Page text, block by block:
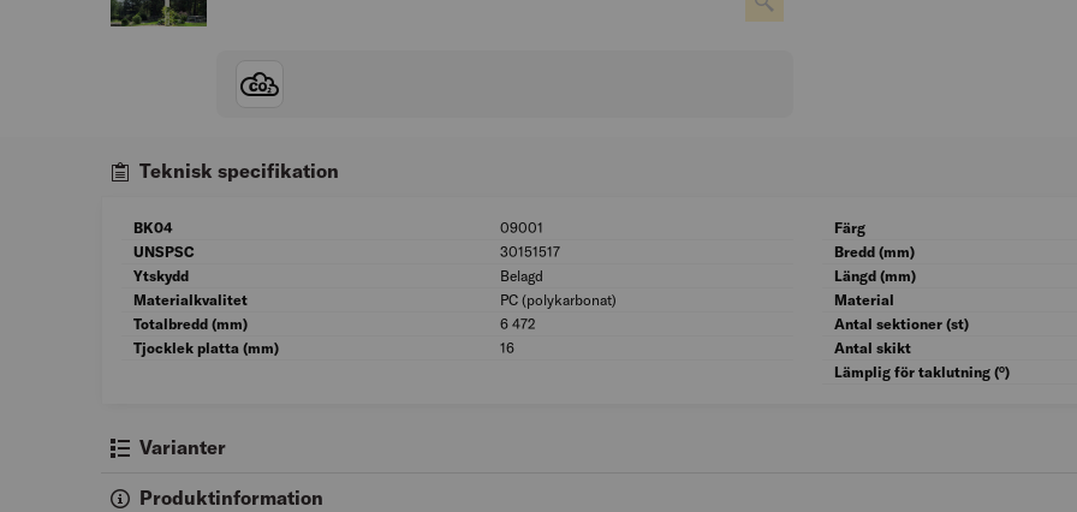
Teknisk specifikation
BK04 09001
BK04: 09001
UNSPSC
30151517
UNSPSC: 30151517
Ytskydd
Belagd
Ytskydd: Belagd
Materialkvalitet
PC (polykarbonat)
Materialkvalitet: PC (polykarbonat)
Totalbredd (mm)
6 472
Totalbredd (mm): 6 472
Tjocklek platta (mm)
16 Tjocklek platta (mm): 16
Färg
Bredd (mm)
Längd (mm)
Material
Antal sektioner (st)
Antal skikt
Lämplig för taklutning (°)
Varianter
Produktinformation